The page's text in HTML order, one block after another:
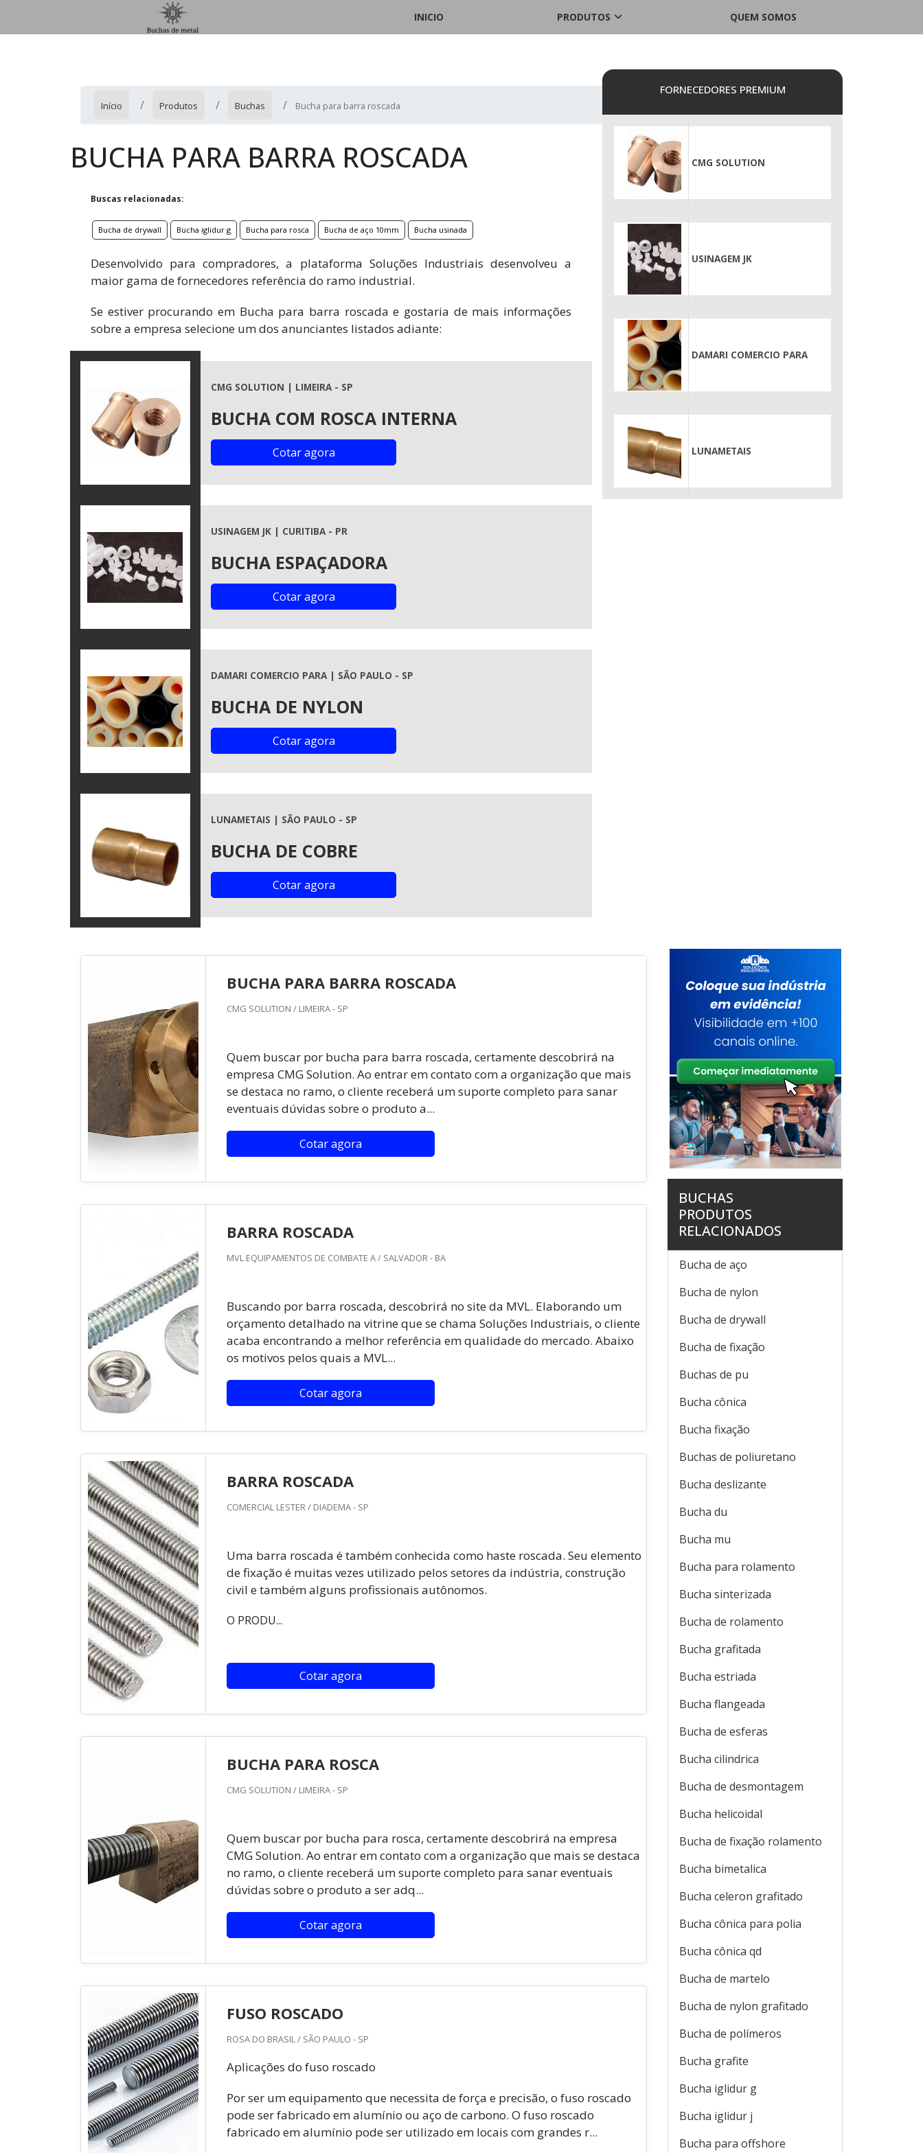
INICIO PRODUTOS QUEM SOMOS
Início Produtos Buchas Bucha para barra roscada
BUCHA PARA BARRA ROSCADA
Buscas relacionadas:
Bucha de drywall Bucha iglidur g Bucha para rosca Bucha de aço 10mm Bucha usinada
Desenvolvido para compradores, a plataforma Soluções Industriais desenvolveu a
maior gama de fornecedores referência do ramo industrial.
Se estiver procurando em Bucha para barra roscada e gostaria de mais informações
sobre a empresa selecione um dos anunciantes listados adiante:
CMG SOLUTION | LIMEIRA - SP
BUCHA COM ROSCA INTERNA
Cotar agora
USINAGEM JK | CURITIBA - PR
BUCHA ESPAÇADORA
Cotar agora
DAMARI COMERCIO PARA | SÃO PAULO - SP
BUCHA DE NYLON
Cotar agora
LUNAMETAIS | SÃO PAULO - SP
BUCHA DE COBRE
Cotar agora
FORNECEDORES PREMIUM
CMG SOLUTION
USINAGEM JK
DAMARI COMERCIO PARA
LUNAMETAIS
BUCHA PARA BARRA ROSCADA
CMG SOLUTION / LIMEIRA - SP
Quem buscar por bucha para barra roscada, certamente descobrirá na
empresa CMG Solution. Ao entrar em contato com a organização que mais
se destaca no ramo, o cliente receberá um suporte completo para sanar
eventuais dúvidas sobre o produto a...
Cotar agora
BARRA ROSCADA
MVL EQUIPAMENTOS DE COMBATE A / SALVADOR - BA
Buscando por barra roscada, descobrirá no site da MVL. Elaborando um
orçamento detalhado na vitrine que se chama Soluções Industriais, o cliente
acaba encontrando a melhor referência em qualidade do mercado. Abaixo
os motivos pelos quais a MVL...
Cotar agora
BARRA ROSCADA
COMERCIAL LESTER / DIADEMA - SP
Uma barra roscada é também conhecida como haste roscada. Seu elemento
de fixação é muitas vezes utilizado pelos setores da indústria, construção
civil e também alguns profissionais autônomos.
O PRODU...
Cotar agora
BUCHA PARA ROSCA
CMG SOLUTION / LIMEIRA - SP
Quem buscar por bucha para rosca, certamente descobrirá na empresa
CMG Solution. Ao entrar em contato com a organização que mais se destaca
no ramo, o cliente receberá um suporte completo para sanar eventuais
dúvidas sobre o produto a ser adq...
Cotar agora
FUSO ROSCADO
ROSA DO BRASIL / SÃO PAULO - SP
Aplicações do fuso roscado
Por ser um equipamento que necessita de força e precisão, o fuso roscado
pode ser fabricado em alumínio ou aço de carbono. O fuso roscado
fabricado em alumínio pode ser utilizado em locais com grandes r...
BUCHAS
PRODUTOS
RELACIONADOS
Bucha de aço
Bucha de nylon
Bucha de drywall
Bucha de fixação
Buchas de pu
Bucha cônica
Bucha fixação
Buchas de poliuretano
Bucha deslizante
Bucha du
Bucha mu
Bucha para rolamento
Bucha sinterizada
Bucha de rolamento
Bucha grafitada
Bucha estriada
Bucha flangeada
Bucha de esferas
Bucha cilindrica
Bucha de desmontagem
Bucha helicoidal
Bucha de fixação rolamento
Bucha bimetalica
Bucha celeron grafitado
Bucha cônica para polia
Bucha cônica qd
Bucha de martelo
Bucha de nylon grafitado
Bucha de polímeros
Bucha grafite
Bucha iglidur g
Bucha iglidur j
Bucha para offshore